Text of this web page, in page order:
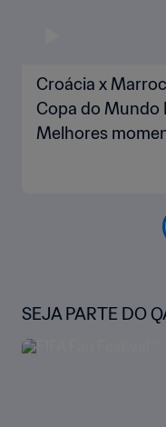
Croácia x
Copa do Mundo
Melhores
SEJA PARTE DO